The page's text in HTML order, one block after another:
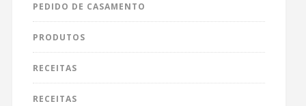
PEDIDO DE CASAMENTO
PRODUTOS
RECEITAS
RECEITAS